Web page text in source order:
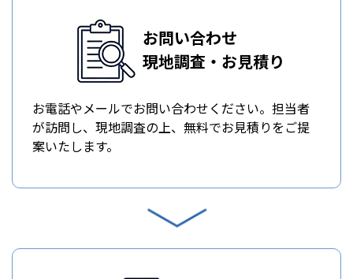
お問い合わせ
現地調査・お見積り
お電話やメールでお問い合わせください。担当者
が訪問し、現地調査の上、無料でお見積りをご提
案いたします。